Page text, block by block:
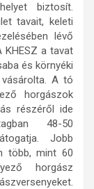
biztosít.
tavait, keleti
lévő
KHESZ a tavat
és környéki
A tó
horgászok
részéről ide
48-50
Jobb
több, mint 60
horgász